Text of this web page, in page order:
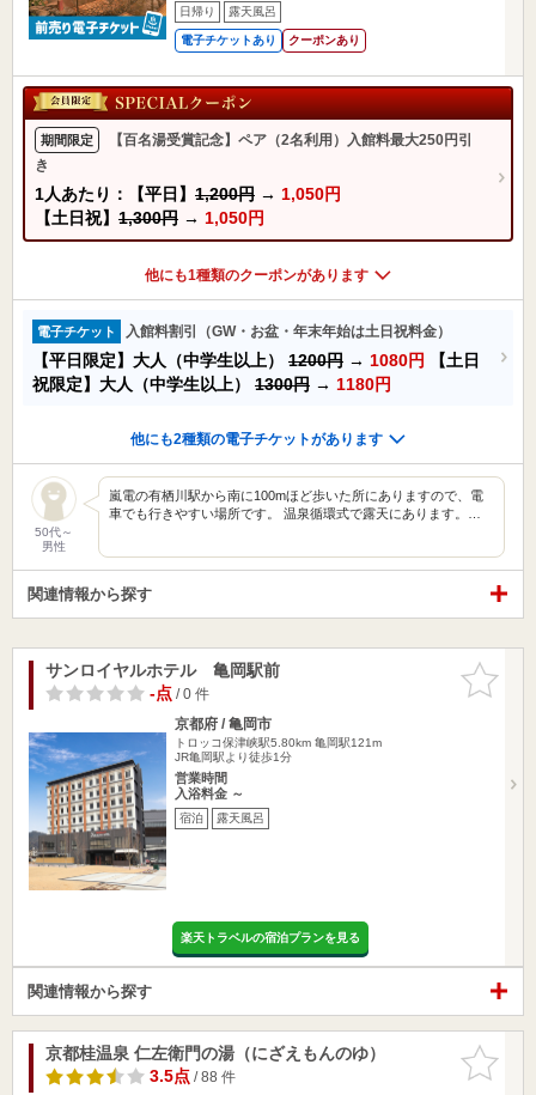
日帰り 露天風呂
電子チケットあり クーポンあり
期間限定
【百名湯受賞記念】ペア（2名利用）入館料最大250円引
き
1人あたり：【平日】 1,200円 → 1,050円
【土日祝】 1,300円 → 1,050円
他にも1種類のクーポンがあります
電子チケット 入館料割引（GW・お盆・年末年始は土日祝料金）
【平日限定】大人（中学生以上） 1200円 → 1080円
【土日
祝限定】大人（中学生以上） 1300円 → 1180円
他にも2種類の電子チケットがあります
50代～
男性
嵐電の有栖川駅から南に100mほど歩いた所にありますので、電
車でも行きやすい場所です。 温泉循環式で露天にあります。…
関連情報から探す
お気に入
りに追加
サンロイヤルホテル 亀岡駅前
-点/ 0 件
京都府 / 亀岡市
トロッコ保津峡駅5.80km 亀岡駅121m
JR亀岡駅より徒歩1分
営業時間
入浴料金 ～
宿泊 露天風呂
楽天トラベルの宿泊プランを見る
関連情報から探す
お気に入
りに追加
京都桂温泉 仁左衛門の湯（にざえもんのゆ）
3.5点/ 88 件